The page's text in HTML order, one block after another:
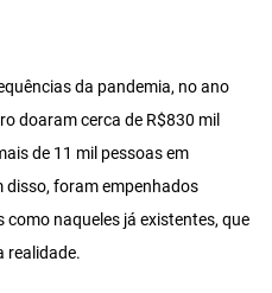
da pandemia, no ano
doaram cerca de R$830 mil
de 11 mil pessoas em
disso, foram empenhados
naqueles já existentes, que
realidade.